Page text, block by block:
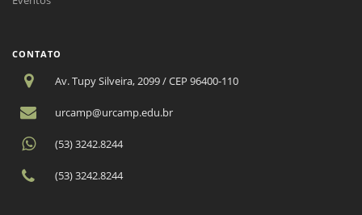
CONTATO
Av. Tupy Silveira, 2099 / CEP 96400-110
urcamp@urcamp.edu.br
(53) 3242.8244
(53) 3242.8244